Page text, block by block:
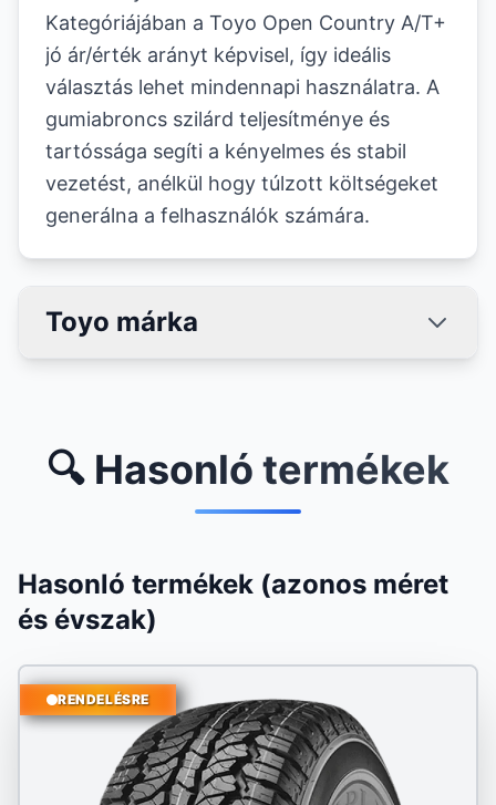
Kategóriájában a Toyo Open Country A/T+
jó ár/érték arányt képvisel, így ideális
választás lehet mindennapi használatra. A
gumiabroncs szilárd teljesítménye és
tartóssága segíti a kényelmes és stabil
vezetést, anélkül hogy túlzott költségeket
generálna a felhasználók számára.
Toyo márka
🔍 Hasonló termékek
Hasonló termékek (azonos méret
és évszak)
RENDELÉSRE